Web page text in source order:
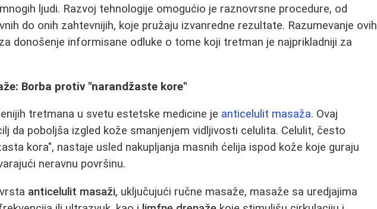
ljudi. Razvoj tehnologije omogućio je raznovrsne procedure, od
do onih zahtevnijih, koje pružaju izvanredne rezultate. Razumevanje ovih
donošenje informisane odluke o tome koji tretman je najprikladniji za
Borba protiv "narandžaste kore"
tretmana u svetu estetske medicine je anticelulit masaža. Ovaj
da poboljša izgled kože smanjenjem vidljivosti celulita. Celulit, često
kora", nastaje usled nakupljanja masnih ćelija ispod kože koje guraju
neravnu površinu.
anticelulit masaži, uključujući ručne masaže, masaže sa uredjajima